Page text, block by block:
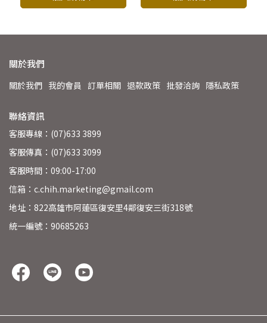
關於我們
關於我們 我的會員 訂單相關 退款政策 批發洽詢 隱私政策
聯絡資訊
客服專線：(07)633 3899
客服傳真：(07)633 3099
客服時間：09:00-17:00
信箱：c.chih.marketing@gmail.com
地址：822高雄市阿蓮區復安里4鄰復安三街318號
統一編號：90685263